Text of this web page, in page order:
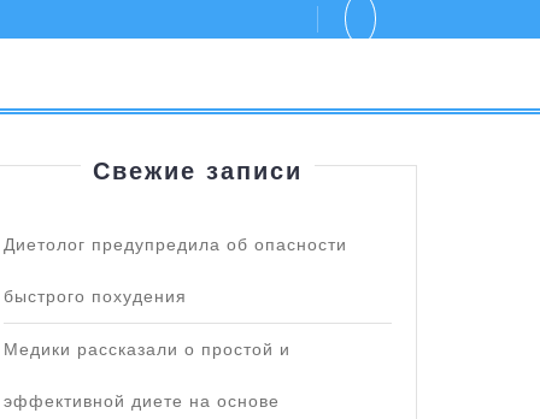
Свежие записи
Диетолог предупредила об опасности
быстрого похудения
Медики рассказали о простой и
эффективной диете на основе